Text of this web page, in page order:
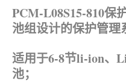
PCM-L08S15-810保
池组设计的保护管理
适用于6-8节li-ion、
池；